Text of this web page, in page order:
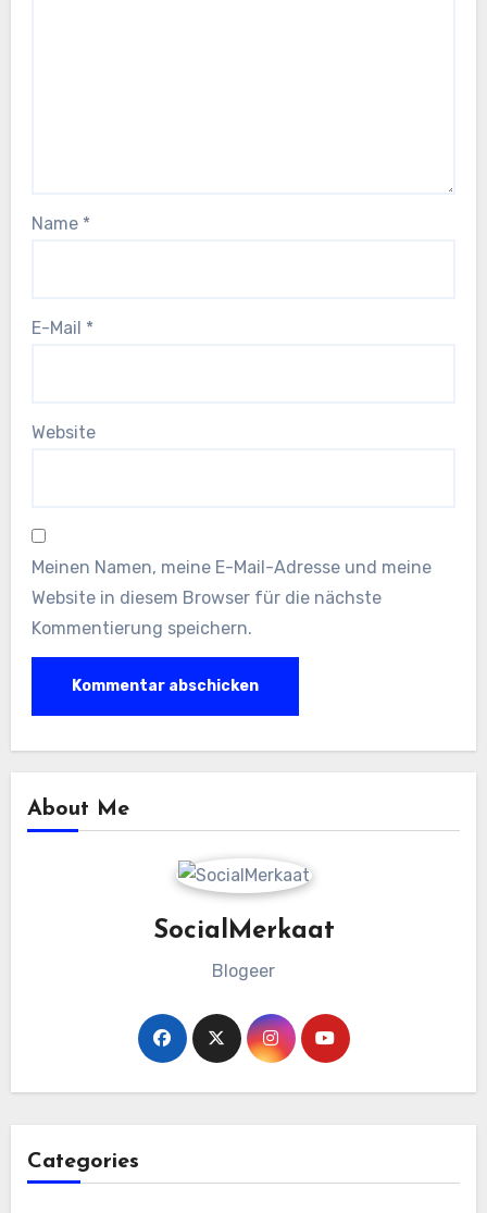
Name *
E-Mail *
Website
Meinen Namen, meine E-Mail-Adresse und meine
Website in diesem Browser für die nächste
Kommentierung speichern.
About Me
SocialMerkaat
Blogeer
Categories